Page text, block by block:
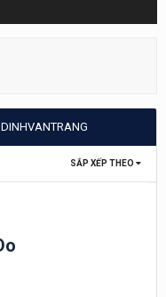
SẮP XẾP THEO